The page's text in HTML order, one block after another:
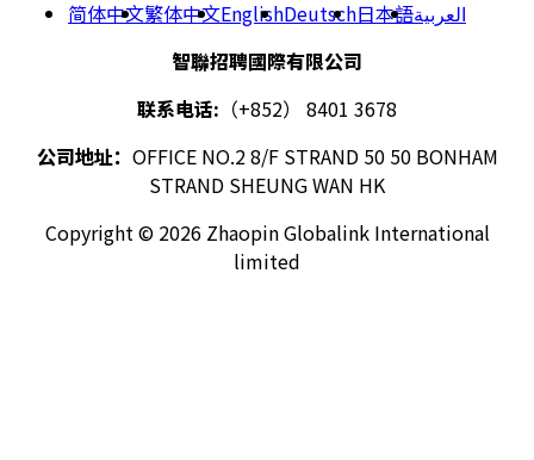
简体中文繁体中文EnglishDeutsch日本語العربية
智聯招聘國際有限公司
联系电话: （+852） 8401 3678
公司地址： OFFICE NO.2 8/F STRAND 50 50 BONHAM
STRAND SHEUNG WAN HK
Copyright © 2026 Zhaopin Globalink International
limited